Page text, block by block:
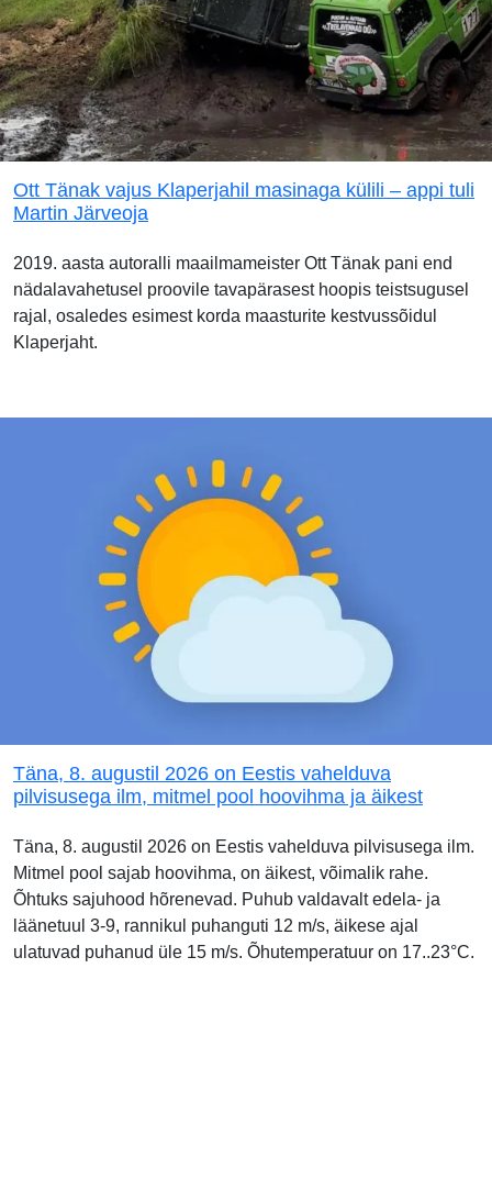
Ott Tänak vajus Klaperjahil masinaga külili – appi tuli
Martin Järveoja
2019. aasta autoralli maailmameister Ott Tänak pani end
nädalavahetusel proovile tavapärasest hoopis teistsugusel
rajal, osaledes esimest korda maasturite kestvussõidul
Klaperjaht.
Täna, 8. augustil 2026 on Eestis vahelduva
pilvisusega ilm, mitmel pool hoovihma ja äikest
Täna, 8. augustil 2026 on Eestis vahelduva pilvisusega ilm.
Mitmel pool sajab hoovihma, on äikest, võimalik rahe.
Õhtuks sajuhood hõrenevad. Puhub valdavalt edela- ja
läänetuul 3-9, rannikul puhanguti 12 m/s, äikese ajal
ulatuvad puhanud üle 15 m/s. Õhutemperatuur on 17..23°C.